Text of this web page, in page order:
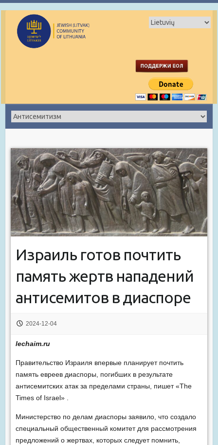
Израиль готов почтить
память жертв нападений
антисемитов в диаспоре
2024-12-04
lechaim.ru
Правительство Израиля впервые планирует почтить
память евреев диаспоры, погибших в результате
антисемитских атак за пределами страны, пишет «The
Times of Israel» .
Министерство по делам диаспоры заявило, что создало
специальный общественный комитет для рассмотрения
предложений о жертвах, которых следует помнить,